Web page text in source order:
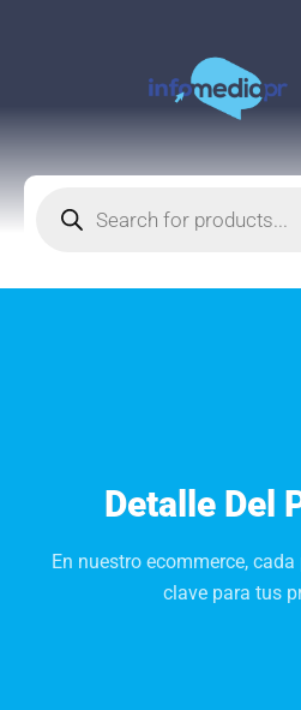
Detalle Del
En nuestro ecommerce,
clave para tus